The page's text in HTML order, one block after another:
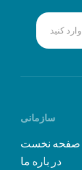
سازمانی
صفحه نخست
در باره ما